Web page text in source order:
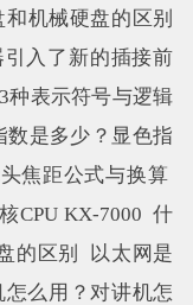
和机械硬盘的区别
入了新的插接前
种表示符号与逻辑
数是多少？显色指
焦距公式与换算
CPU KX-7000 什
的区别
以太网是
怎么用？对讲机怎